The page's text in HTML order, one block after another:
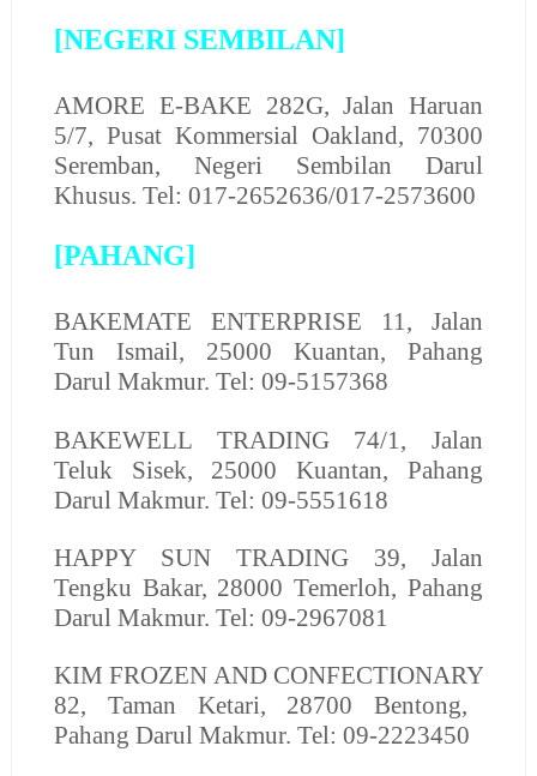
[NEGERI SEMBILAN]
AMORE E-BAKE 282G, Jalan Haruan
5/7, Pusat Kommersial Oakland, 70300
Seremban, Negeri Sembilan Darul
Khusus. Tel: 017-2652636/017-2573600
[PAHANG]
BAKEMATE ENTERPRISE 11, Jalan
Tun Ismail, 25000 Kuantan, Pahang
Darul Makmur. Tel: 09-5157368
BAKEWELL TRADING74/1, Jalan
Teluk Sisek, 25000 Kuantan, Pahang
Darul Makmur. Tel: 09-5551618
HAPPY SUN TRADING 39, Jalan
Tengku Bakar, 28000 Temerloh, Pahang
Darul Makmur. Tel: 09-2967081
KIM FROZEN AND CONFECTIONARY
82, Taman Ketari, 28700 Bentong,
Pahang Darul Makmur. Tel: 09-2223450